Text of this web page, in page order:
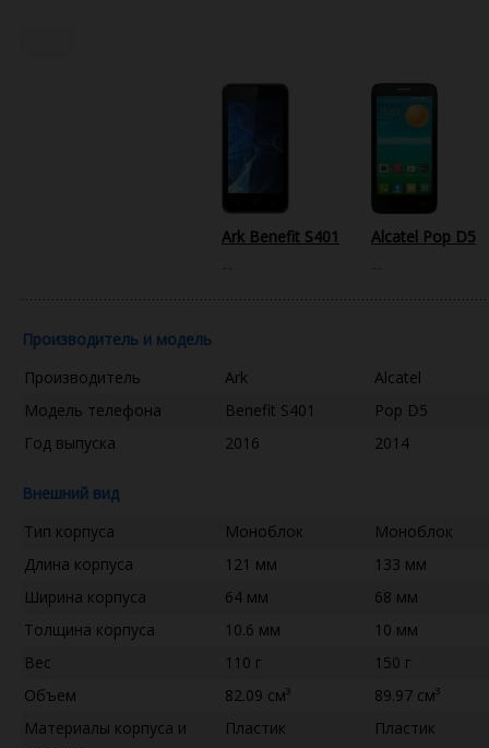
Ark Benefit S401
Alcatel Pop D5
Производитель и модель
Производитель
Ark
Alcatel
Модель телефона
Benefit S401
Pop D5
Год выпуска
2016 2014
Внешний вид
Тип корпуса
Моноблок
Моноблок
Длина корпуса
121 мм
133 мм
Ширина корпуса
64 мм
68 мм
Толщина корпуса
10.6 мм
10 мм
Вес
110 г
150 г
Объем
82.09 см³
89.97 см³
Материалы корпуса и
Пластик Пластик